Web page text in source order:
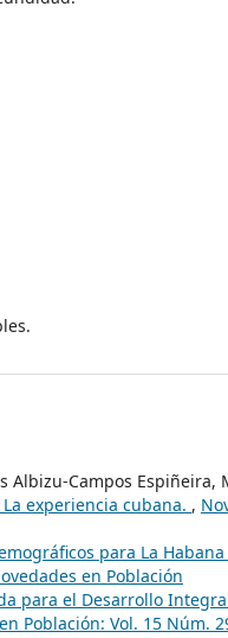
Albizu-Campos
experiencia cubana. ,
para La
en Población
para el Desarrollo
Población: Vol. 15 Núm.